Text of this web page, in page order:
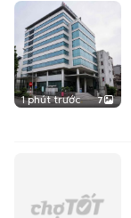
1 phút trước 7